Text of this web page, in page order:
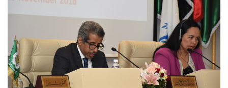
إنجازات
توعوية
الخدمات
الإلكترونية
صور
وفيديو
مجلة
أصداء
إعلانات